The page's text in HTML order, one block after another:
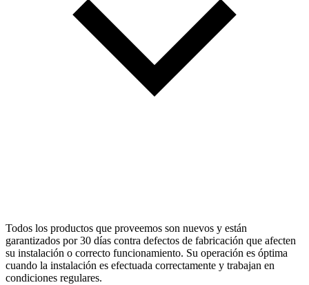
Todos los productos que proveemos son nuevos y están
garantizados por 30 días contra defectos de fabricación que afecten
su instalación o correcto funcionamiento. Su operación es óptima
cuando la instalación es efectuada correctamente y trabajan en
condiciones regulares.